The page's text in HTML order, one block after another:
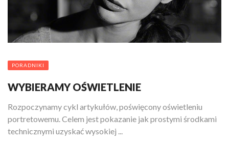
PORADNIKI
WYBIERAMY OŚWIETLENIE
Rozpoczynamy cykl artykułów, poświęcony oświetleniu
portretowemu. Celem jest pokazanie jak prostymi środkami
technicznymi uzyskać wysokiej ...